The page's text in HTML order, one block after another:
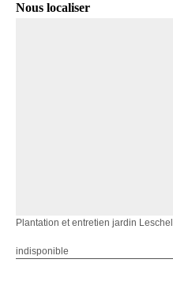
Nous localiser
Plantation et entretien jardin
indisponible